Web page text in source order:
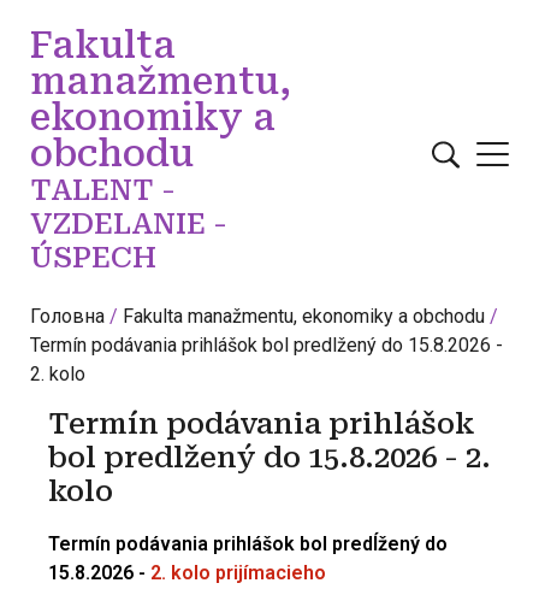
Fakulta
manažmentu,
ekonomiky a
obchodu
TALENT -
VZDELANIE -
ÚSPECH
Головна
Fakulta manažmentu, ekonomiky a obchodu
Termín podávania prihlášok bol predlžený do 15.8.2026 -
2. kolo
Termín podávania prihlášok
bol predlžený do 15.8.2026 - 2.
kolo
Termín podávania prihlášok bol predĺžený do
15.8.2026 - 2. kolo prijímacieho